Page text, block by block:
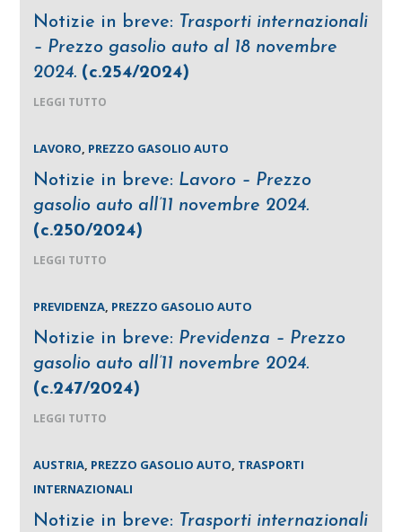
Notizie in breve: Trasporti internazionali
– Prezzo gasolio auto al 18 novembre
2024. (c.254/2024)
LEGGI TUTTO
LAVORO, PREZZO GASOLIO AUTO
Notizie in breve: Lavoro – Prezzo
gasolio auto all’11 novembre 2024.
(c.250/2024)
LEGGI TUTTO
PREVIDENZA, PREZZO GASOLIO AUTO
Notizie in breve: Previdenza – Prezzo
gasolio auto all’11 novembre 2024.
(c.247/2024)
LEGGI TUTTO
AUSTRIA, PREZZO GASOLIO AUTO, TRASPORTI
INTERNAZIONALI
Notizie in breve: Trasporti internazionali